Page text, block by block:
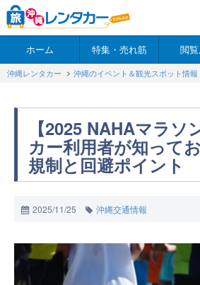
ホーム 特集・売れ筋 閲
沖縄レンタカー 沖縄のイベント＆観光スポット情報
【2025 NAHAマラソ
カー利用者が知って
規制と回避ポイント
2025/11/25 沖縄交通情報